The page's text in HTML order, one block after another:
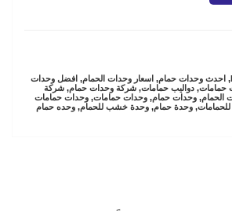
, احدث وحدات حمام, اسعار وحدات الحمام, افضل وحدات
حمامات,دواليب حمامات,شركة وحدات حمام,شركة
الحمام,وحدات حمام,وحدات حمامات,وحدات حمامات
,وحدة حمام,وحدة خشب للحمام,وحده حمام